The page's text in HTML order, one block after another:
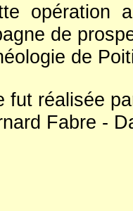
opération
de
de
fut réalisée
Fabre -